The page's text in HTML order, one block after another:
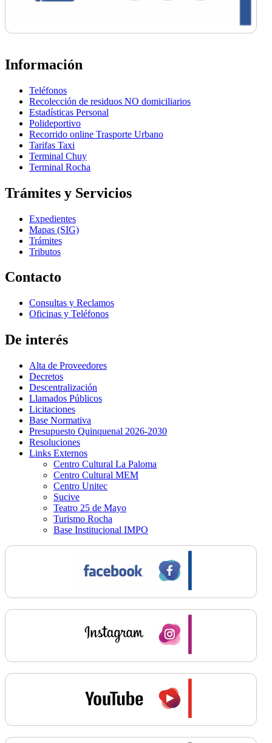
Información
Teléfonos
Recolección de residuos NO domiciliarios
Estadísticas Personal
Polideportivo
Recorrido online Trasporte Urbano
Tarifas Taxi
Terminal Chuy
Terminal Rocha
Trámites y Servicios
Expedientes
Mapas (SIG)
Trámites
Tributos
Contacto
Consultas y Reclamos
Oficinas y Teléfonos
De interés
Alta de Proveedores
Decretos
Descentralización
Llamados Públicos
Licitaciones
Base Normativa
Presupuesto Quinquenal 2026-2030
Resoluciones
Links Externos
Centro Cultural La Paloma
Centro Cultural MEM
Centro Unitec
Sucive
Teatro 25 de Mayo
Turismo Rocha
Base Institucional IMPO